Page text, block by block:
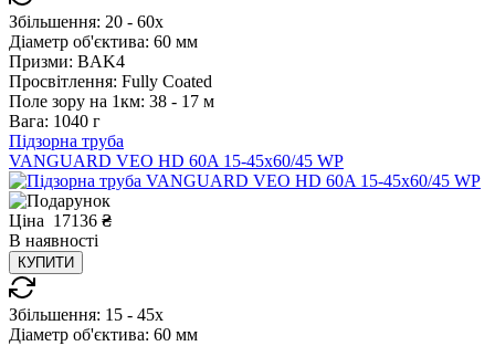
Збільшення: 20 - 60x
Діаметр об'єктива: 60 мм
Призми: BAK4
Просвітлення: Fully Coated
Поле зору на 1км: 38 - 17 м
Вага: 1040 г
Підзорна труба
VANGUARD VEO HD 60A 15-45x60/45 WP
Ціна 17136 ₴
В наявності
КУПИТИ
Збільшення: 15 - 45x
Діаметр об'єктива: 60 мм